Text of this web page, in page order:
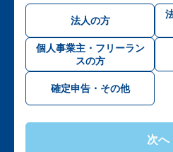
法人の方
個人事業主・フリーラン
スの方
確定申告・その他
次へ